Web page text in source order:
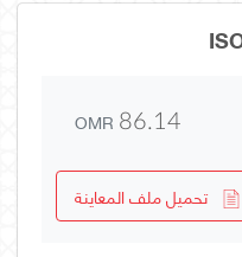
OMR 86.14
تحميل ملف المعاينة